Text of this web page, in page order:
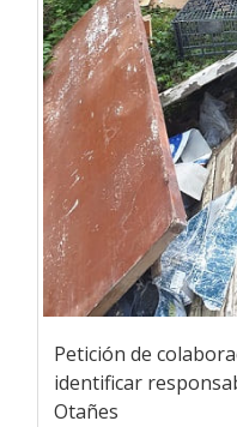
Petición de
identificar responsables de vertidos ilegales en
Otañes